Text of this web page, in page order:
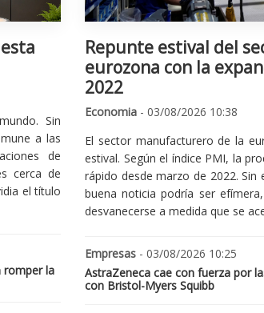
Sin
a las
de
cerca de
el título
romper la
Repunte estival del
eurozona con la
2022
Economia - 03/08/2026 10:38
El sector manufacturero de la
estival. Según el índice PMI, la
rápido desde marzo de 2022.
buena noticia podría ser
desvanecerse a medida que se
Empresas - 03/08/2026 10:25
AstraZeneca cae con fuerza por
con Bristol-Myers Squibb